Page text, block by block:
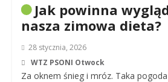
Jak powinna
nasza zimowa dieta?
28 stycznia, 2026
WTZ PSONI Otwock
Za oknem śnieg i mróz. Taka